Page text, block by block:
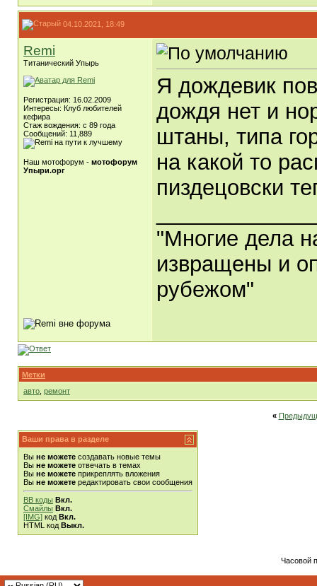
04.10.2021, 18:49
Remi
Титанический Упырь
Регистрация: 16.02.2009
Интересы: Клуб любителей
кефира
Стаж вождения: с 89 года
Сообщений: 11,889
Наш мотофорум - мотофорум
Упыри.орг
Я дождевик
дождя нет и
штаны, типа
на какой то
пиздецовски
"Многие дела
извращены и
рубежом"
Метки
авто ремонт
«
Ваши права в разделе
Вы не можете создавать новые темы
Вы не можете отвечать в темах
Вы не можете прикреплять вложения
Вы не можете редактировать свои сообщения
BB коды Вкл.
Смайлы Вкл.
[IMG] код Вкл.
HTML код Выкл.
Часовой